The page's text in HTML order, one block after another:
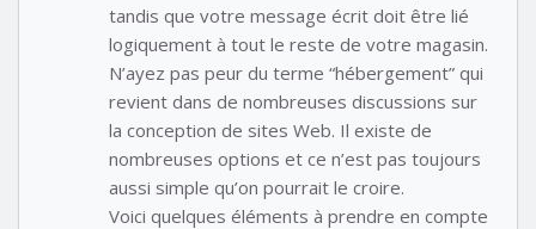
tandis que votre message écrit doit être lié
logiquement à tout le reste de votre magasin.
N’ayez pas peur du terme “hébergement” qui
revient dans de nombreuses discussions sur
la conception de sites Web. Il existe de
nombreuses options et ce n’est pas toujours
aussi simple qu’on pourrait le croire.
Voici quelques éléments à prendre en compte